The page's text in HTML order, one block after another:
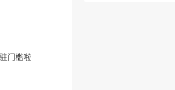
门槛啦